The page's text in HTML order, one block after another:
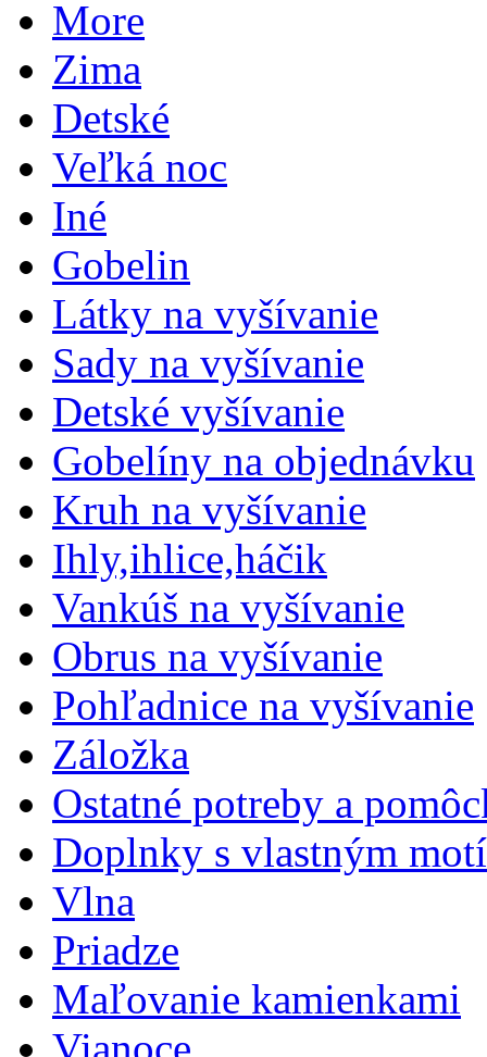
More
Zima
Detské
Veľká noc
Iné
Gobelin
Látky na vyšívanie
Sady na vyšívanie
Detské vyšívanie
Gobelíny na objednávku
Kruh na vyšívanie
Ihly,ihlice,háčik
Vankúš na vyšívanie
Obrus na vyšívanie
Pohľadnice na vyšívanie
Záložka
Ostatné potreby a
Doplnky s vlastným
Vlna
Priadze
Maľovanie kamienkami
Vianoce